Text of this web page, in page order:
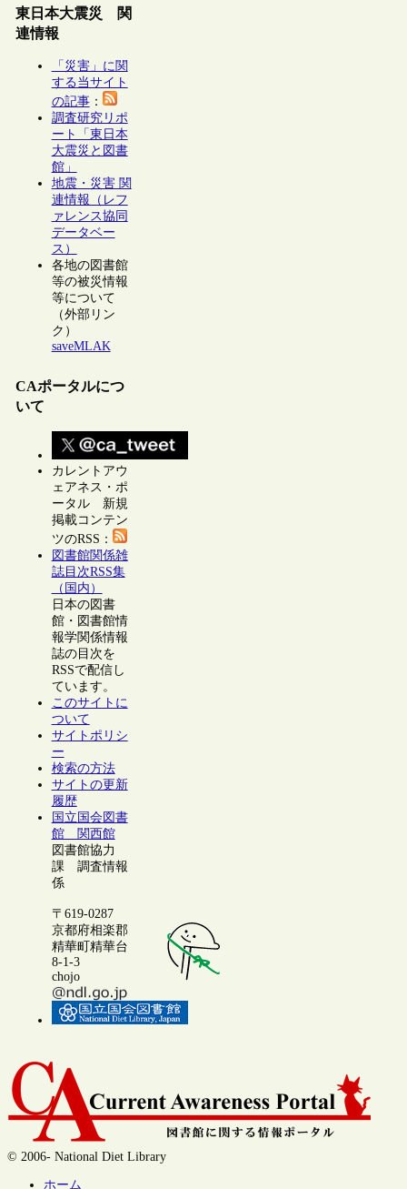
東日本大震災 関
連情報
「災害」に関
する当サイト
の記事：
調査研究リポ
ート「東日本
大震災と図書
館」
地震・災害 関
連情報（レフ
ァレンス協同
データベー
ス）
各地の図書館
等の被災情報
等について
（外部リン
ク）
saveMLAK
CAポータルにつ
いて
カレントアウ
ェアネス・ポ
ータル 新規
掲載コンテン
ツのRSS：
図書館関係雑
誌目次RSS集
（国内）
日本の図書
館・図書館情
報学関係情報
誌の目次を
RSSで配信し
ています。
このサイトに
ついて
サイトポリシ
ー
検索の方法
サイトの更新
履歴
国立国会図書
館 関西館
図書館協力
課 調査情報
係
〒619-0287
京都府相楽郡
精華町精華台
8-1-3
chojo
© 2006- National Diet Library
ホーム